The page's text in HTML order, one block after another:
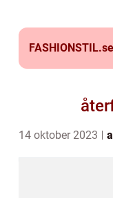
FASHIONSTIL.se
14 oktober 2023